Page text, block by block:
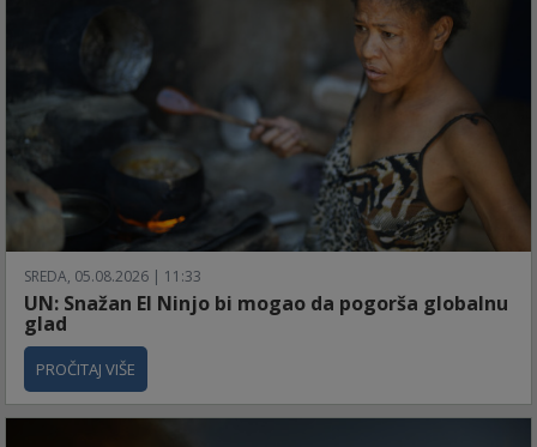
SREDA, 05.08.2026 | 11:33
UN: Snažan El Ninjo bi mogao da pogorša globalnu
glad
PROČITAJ VIŠE